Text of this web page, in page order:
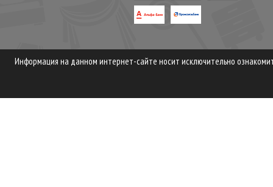
Информация на данном интернет-сайте носит исключительно